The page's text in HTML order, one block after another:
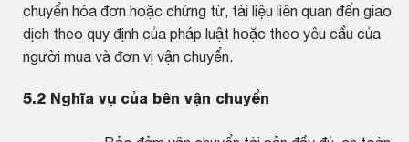
chuyển hóa đơn hoặc chứng từ, tài liệu liên quan đến giao
dịch theo quy định của pháp luật hoặc theo yêu cầu của
người mua và đơn vị vận chuyển.
5.2 Nghĩa vụ của bên vận chuyển